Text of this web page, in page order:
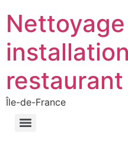
restaurant
Île-de-France